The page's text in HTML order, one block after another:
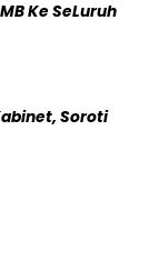
Ke SeLuruh
Soroti